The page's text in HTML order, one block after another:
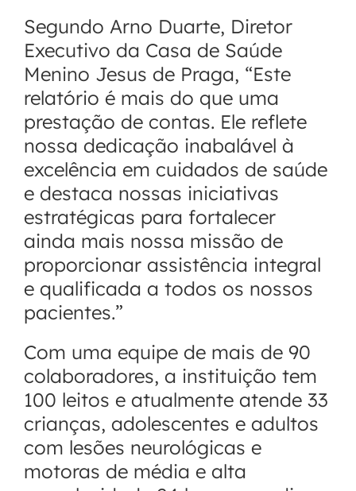
Segundo Arno Duarte, Diretor
Executivo da Casa de Saúde
Menino Jesus de Praga, “Este
relatório é mais do que uma
prestação de contas. Ele reflete
nossa dedicação inabalável à
excelência em cuidados de saúde
e destaca nossas iniciativas
estratégicas para fortalecer
ainda mais nossa missão de
proporcionar assistência integral
e qualificada a todos os nossos
pacientes.”
Com uma equipe de mais de 90
colaboradores, a instituição tem
100 leitos e atualmente atende 33
crianças, adolescentes e adultos
com lesões neurológicas e
motoras de média e alta